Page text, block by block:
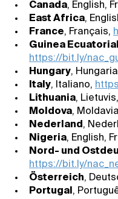
Canada, English,
East Africa,
France, Français,
Guinea Ecuatorial
https://bit.ly/
Hungary,
Italy, Italiano,
Lithuania, Lietuvis,
Moldova,
Nederland,
Nigeria, English,
Nord- und
https://bit.ly/
Österreich,
Portugal,